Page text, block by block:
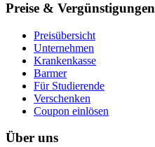
Preise & Vergünstigungen
Preisübersicht
Unternehmen
Krankenkasse
Barmer
Für Studierende
Ver­schen­ken
Coupon einlösen
Über uns